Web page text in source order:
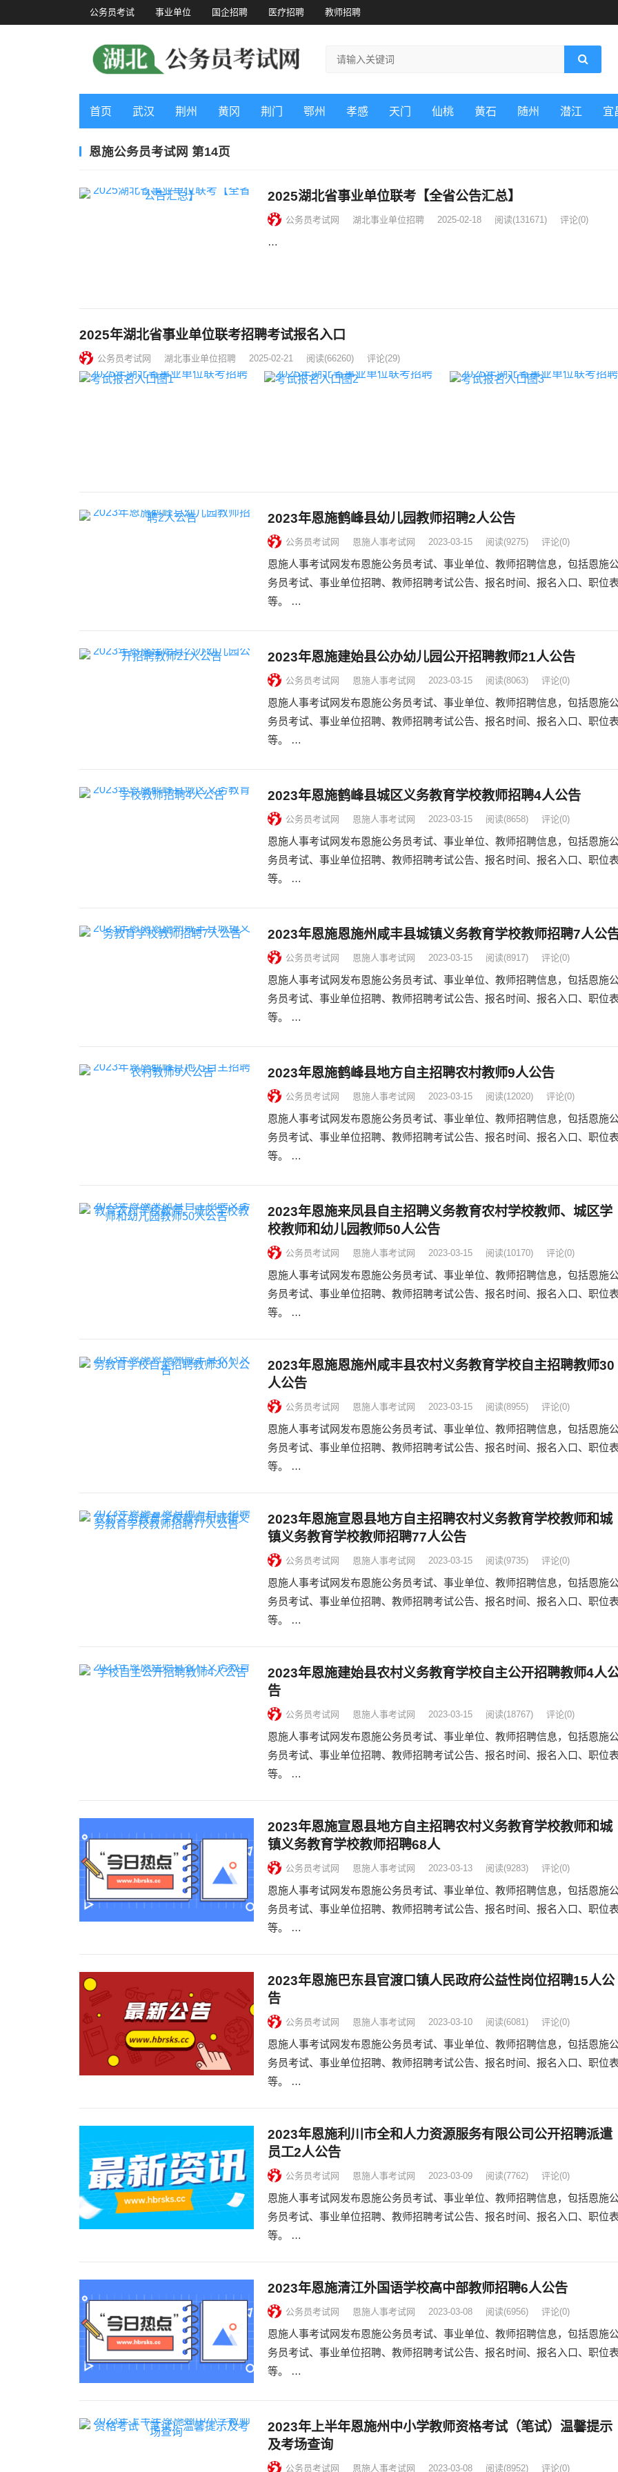
公务员考试 事业单位 国企招聘 医疗招聘 教师招聘
首页 武汉 荆州 黄冈 荆门 鄂州 孝感 天门 仙桃 黄石 随州 潜江 宜
恩施公务员考试网 第14页
2025湖北省事业单位联考【全省公告汇总】
公务员考试网 湖北事业单位招聘 2025-02-18 阅读(131671) 评论(0)
…
2025年湖北省事业单位联考招聘考试报名入口
公务员考试网 湖北事业单位招聘 2025-02-21 阅读(66260) 评论(29)
2023年恩施鹤峰县幼儿园教师招聘2人公告
公务员考试网 恩施人事考试网 2023-03-15 阅读(9275) 评论(0)
恩施人事考试网发布恩施公务员考试、事业单位、教师招聘信息，包括恩施
务员考试、事业单位招聘、教师招聘考试公告、报名时间、报名入口、职位表
等。 …
2023年恩施建始县公办幼儿园公开招聘教师21人公告
公务员考试网 恩施人事考试网 2023-03-15 阅读(8063) 评论(0)
恩施人事考试网发布恩施公务员考试、事业单位、教师招聘信息，包括恩施
务员考试、事业单位招聘、教师招聘考试公告、报名时间、报名入口、职位表
等。 …
2023年恩施鹤峰县城区义务教育学校教师招聘4人公告
公务员考试网 恩施人事考试网 2023-03-15 阅读(8658) 评论(0)
恩施人事考试网发布恩施公务员考试、事业单位、教师招聘信息，包括恩施
务员考试、事业单位招聘、教师招聘考试公告、报名时间、报名入口、职位表
等。 …
2023年恩施恩施州咸丰县城镇义务教育学校教师招聘7人公
公务员考试网 恩施人事考试网 2023-03-15 阅读(8917) 评论(0)
恩施人事考试网发布恩施公务员考试、事业单位、教师招聘信息，包括恩施
务员考试、事业单位招聘、教师招聘考试公告、报名时间、报名入口、职位表
等。 …
2023年恩施鹤峰县地方自主招聘农村教师9人公告
公务员考试网 恩施人事考试网 2023-03-15 阅读(12020) 评论(0)
恩施人事考试网发布恩施公务员考试、事业单位、教师招聘信息，包括恩施
务员考试、事业单位招聘、教师招聘考试公告、报名时间、报名入口、职位表
等。 …
2023年恩施来凤县自主招聘义务教育农村学校教师、城区学
校教师和幼儿园教师50人公告
公务员考试网 恩施人事考试网 2023-03-15 阅读(10170) 评论(0)
恩施人事考试网发布恩施公务员考试、事业单位、教师招聘信息，包括恩施
务员考试、事业单位招聘、教师招聘考试公告、报名时间、报名入口、职位表
等。 …
2023年恩施恩施州咸丰县农村义务教育学校自主招聘教师30
人公告
公务员考试网 恩施人事考试网 2023-03-15 阅读(8955) 评论(0)
恩施人事考试网发布恩施公务员考试、事业单位、教师招聘信息，包括恩施
务员考试、事业单位招聘、教师招聘考试公告、报名时间、报名入口、职位表
等。 …
2023年恩施宣恩县地方自主招聘农村义务教育学校教师和城
镇义务教育学校教师招聘77人公告
公务员考试网 恩施人事考试网 2023-03-15 阅读(9735) 评论(0)
恩施人事考试网发布恩施公务员考试、事业单位、教师招聘信息，包括恩施
务员考试、事业单位招聘、教师招聘考试公告、报名时间、报名入口、职位表
等。 …
2023年恩施建始县农村义务教育学校自主公开招聘教师4人
告
公务员考试网 恩施人事考试网 2023-03-15 阅读(18767) 评论(0)
恩施人事考试网发布恩施公务员考试、事业单位、教师招聘信息，包括恩施
务员考试、事业单位招聘、教师招聘考试公告、报名时间、报名入口、职位表
等。 …
2023年恩施宣恩县地方自主招聘农村义务教育学校教师和城
镇义务教育学校教师招聘68人
公务员考试网 恩施人事考试网 2023-03-13 阅读(9283) 评论(0)
恩施人事考试网发布恩施公务员考试、事业单位、教师招聘信息，包括恩施
务员考试、事业单位招聘、教师招聘考试公告、报名时间、报名入口、职位表
等。 …
2023年恩施巴东县官渡口镇人民政府公益性岗位招聘15人公
告
公务员考试网 恩施人事考试网 2023-03-10 阅读(6081) 评论(0)
恩施人事考试网发布恩施公务员考试、事业单位、教师招聘信息，包括恩施
务员考试、事业单位招聘、教师招聘考试公告、报名时间、报名入口、职位表
等。 …
2023年恩施利川市全和人力资源服务有限公司公开招聘派遣
员工2人公告
公务员考试网 恩施人事考试网 2023-03-09 阅读(7762) 评论(0)
恩施人事考试网发布恩施公务员考试、事业单位、教师招聘信息，包括恩施
务员考试、事业单位招聘、教师招聘考试公告、报名时间、报名入口、职位表
等。 …
2023年恩施清江外国语学校高中部教师招聘6人公告
公务员考试网 恩施人事考试网 2023-03-08 阅读(6956) 评论(0)
恩施人事考试网发布恩施公务员考试、事业单位、教师招聘信息，包括恩施
务员考试、事业单位招聘、教师招聘考试公告、报名时间、报名入口、职位表
等。 …
2023年上半年恩施州中小学教师资格考试（笔试）温馨提示
及考场查询
公务员考试网 恩施人事考试网 2023-03-08 阅读(8952) 评论(0)